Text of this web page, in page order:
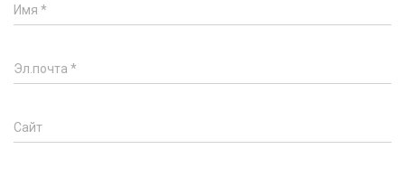
Имя *
Эл.почта *
Сайт